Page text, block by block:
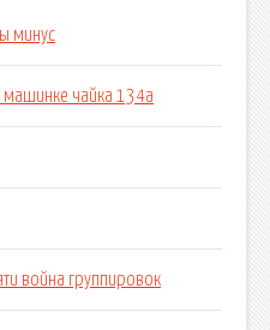
минус
машинке чайка 134а
война группировок